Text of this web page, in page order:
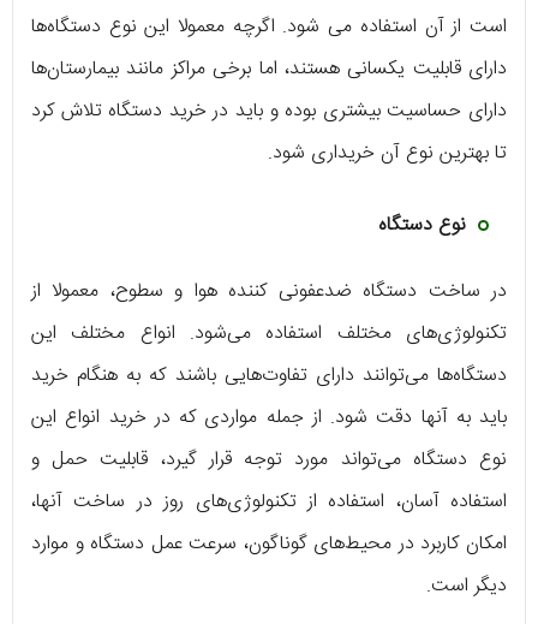
است از آن استفاده می شود. اگرچه معمولا این نوع دستگاه‌ها
دارای قابلیت یکسانی هستند، اما برخی مراکز مانند بیمارستان‌ها
دارای حساسیت بیشتری بوده و باید در خرید دستگاه تلاش کرد
تا بهترین نوع آن خریداری شود.
نوع دستگاه
در ساخت دستگاه ضدعفونی کننده هوا و سطوح، معمولا از
تکنولوژی‌های مختلف استفاده می‌شود. انواع مختلف این
دستگاه‌ها می‌توانند دارای تفاوت‌هایی باشند که به هنگام خرید
باید به آنها دقت شود. از جمله مواردی که در خرید انواع این
نوع دستگاه می‌تواند مورد توجه قرار گیرد، قابلیت حمل و
استفاده آسان، استفاده از تکنولوژی‌های روز در ساخت آنها،
امکان کاربرد در محیط‌های گوناگون، سرعت عمل دستگاه و موارد
دیگر است.